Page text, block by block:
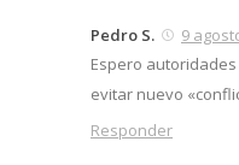
Pedro S.
9
Espero
evitar nuevo
Responder